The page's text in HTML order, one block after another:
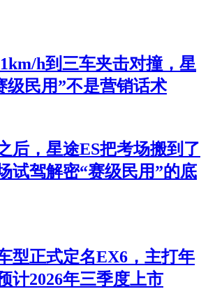
h到三车夹击对撞，星
级民用”不是营销话术
后，星途ES把考场搬到了
试驾解密“赛级民用”的底
型正式定名EX6，主打年
计2026年三季度上市